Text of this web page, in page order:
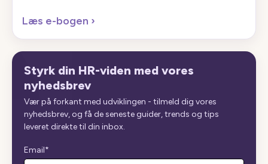
Læs e-bogen ›
Styrk din HR-viden med vores
nyhedsbrev
Vær på forkant med udviklingen - tilmeld dig vores
nyhedsbrev, og få de seneste guider, trends og tips
leveret direkte til din inbox.
Email*